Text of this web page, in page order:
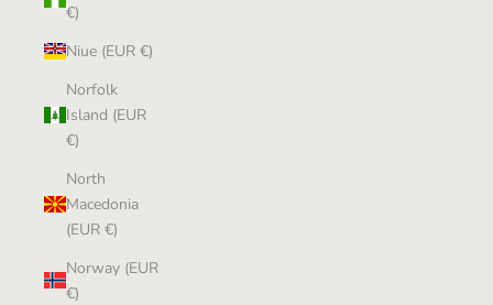
€)
Niue (EUR €)
Norfolk
Island (EUR
€)
North
Macedonia
(EUR €)
Norway (EUR
€)